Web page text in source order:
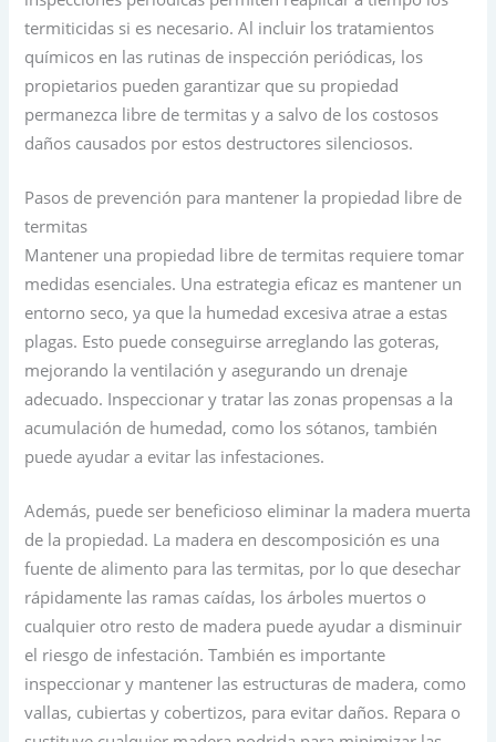
termiticidas si es necesario. Al incluir los tratamientos
químicos en las rutinas de inspección periódicas, los
propietarios pueden garantizar que su propiedad
permanezca libre de termitas y a salvo de los costosos
daños causados por estos destructores silenciosos.
Pasos de prevención para mantener la propiedad libre de
termitas
Mantener una propiedad libre de termitas requiere tomar
medidas esenciales. Una estrategia eficaz es mantener un
entorno seco, ya que la humedad excesiva atrae a estas
plagas. Esto puede conseguirse arreglando las goteras,
mejorando la ventilación y asegurando un drenaje
adecuado. Inspeccionar y tratar las zonas propensas a la
acumulación de humedad, como los sótanos, también
puede ayudar a evitar las infestaciones.
Además, puede ser beneficioso eliminar la madera muerta
de la propiedad. La madera en descomposición es una
fuente de alimento para las termitas, por lo que desechar
rápidamente las ramas caídas, los árboles muertos o
cualquier otro resto de madera puede ayudar a disminuir
el riesgo de infestación. También es importante
inspeccionar y mantener las estructuras de madera, como
vallas, cubiertas y cobertizos, para evitar daños. Repara o